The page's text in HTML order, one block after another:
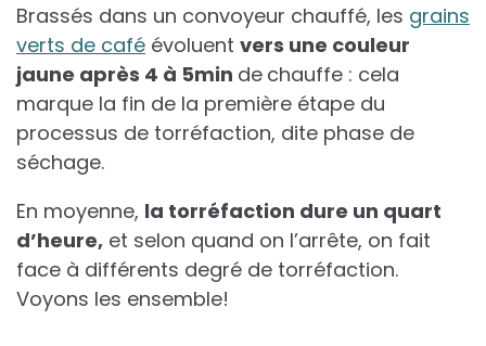
Brassés dans un convoyeur chauffé, les grains
verts de café évoluent vers une couleur
jaune après 4 à 5min de chauffe : cela
marque la fin de la première étape du
processus de torréfaction, dite phase de
séchage.
En moyenne, la torréfaction dure un quart
d’heure, et selon quand on l’arrête, on fait
face à différents degré de torréfaction.
Voyons les ensemble!